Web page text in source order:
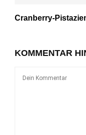
Cranberry-
KOMMENTAR